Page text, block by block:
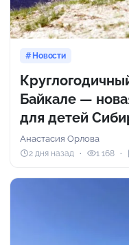
Новости
Байкале —
для детей
Анастасия Орлова
2 дня назад 1 168